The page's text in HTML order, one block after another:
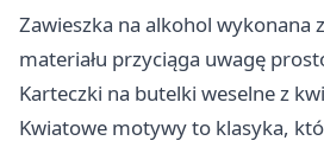
Zawieszka na alkohol wykonana
materiału przyciąga uwagę
Karteczki na butelki weselne z
Kwiatowe motywy to klasyka,